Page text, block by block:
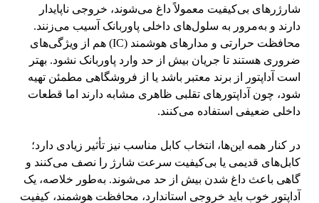
شارژرهای بی‌کیفیت معمولاً داغ می‌شوند، خروجی ناپایدار
دارند و به‌مرور به سلول‌های داخلی پاوربانک آسیب می‌زنند.
محافظت حرارتی و مدارهای هوشمند (IC) هم از ویژگی‌های
ضروری هستند تا جریان بیش از حد وارد پاوربانک نشود. بهتر
است آداپتور از برند معتبر باشد یا از فروشگاهی مطمئن تهیه
شود، چون آداپتورهای تقلبی ظاهری مشابه دارند اما قطعات
داخلی ضعیفی استفاده می‌کنند.
در کنار همه این‌ها، انتخاب کابل مناسب نیز تأثیر زیادی دارد؛
کابل‌های قدیمی یا بی‌کیفیت سرعت شارژ را نصف می‌کنند و
گاهی باعث داغ شدن بیش از حد می‌شوند. به‌طور خلاصه، یک
آداپتور خوب باید خروجی استاندارد، محافظت هوشمند، کیفیت